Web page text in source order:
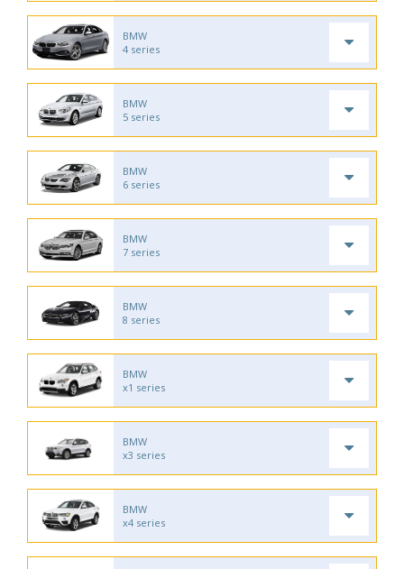
BMW
4 series
BMW
5 series
BMW
6 series
BMW
7 series
BMW
8 series
BMW
x1 series
BMW
x3 series
BMW
x4 series